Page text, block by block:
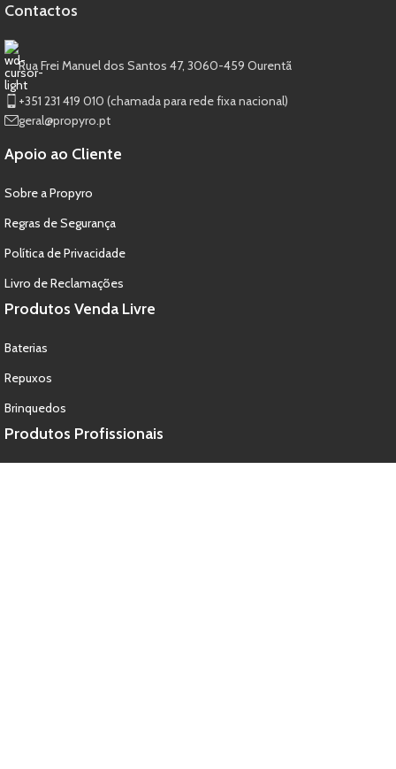
Contactos
Rua Frei Manuel dos Santos 47, 3060-459 Ourentã​
+351 231 419 010 (chamada para rede fixa nacional)
geral@propyro.pt
Apoio ao Cliente
Sobre a Propyro
Regras de Segurança
Política de Privacidade
Livro de Reclamações
Produtos Venda Livre
Baterias
Repuxos
Brinquedos
Produtos Profissionais